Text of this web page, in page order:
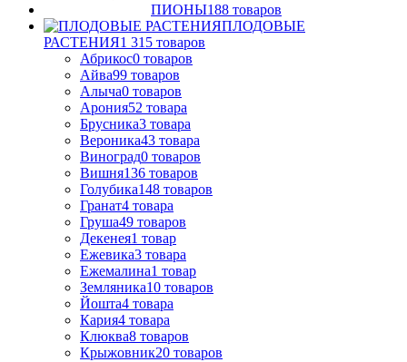
ПИОНЫ188 товаров
ПЛОДОВЫЕ
РАСТЕНИЯ1 315 товаров
Абрикос0 товаров
Айва99 товаров
Алыча0 товаров
Арония52 товара
Брусника3 товара
Вероника43 товара
Виноград0 товаров
Вишня136 товаров
Голубика148 товаров
Гранат4 товара
Груша49 товаров
Декенея1 товар
Ежевика3 товара
Ежемалина1 товар
Земляника10 товаров
Йошта4 товара
Кария4 товара
Клюква8 товаров
Крыжовник20 товаров